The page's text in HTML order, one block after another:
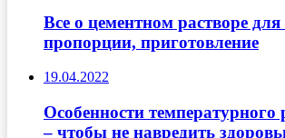
Все о цементном растворе для
пропорции, приготовление
19.04.2022
Особенности
– чтобы не навредить